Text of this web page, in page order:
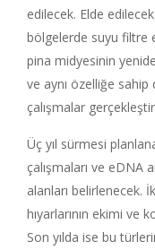
edilecek. Elde
bölgelerde suyu filtre
pina midyesinin
ve aynı özelliğe sahip
çalışmalar
Üç yıl sürmesi
çalışmaları ve eDNA
alanları belirlenecek.
hıyarlarının ekimi ve
Son yılda ise bu